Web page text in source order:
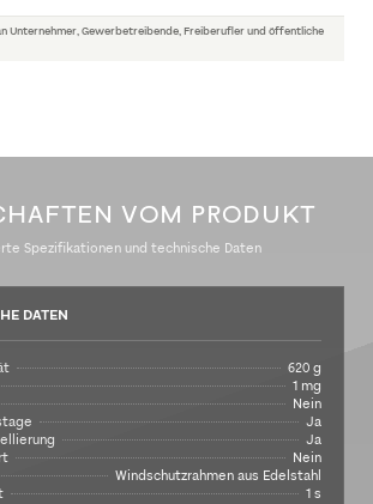
Unternehmer, Gewerbetreibende, Freiberufler und öffentliche
VOM PRODUKT
Spezifikationen und technische Daten
DATEN
620 g
1 mg
Nein
Ja
Ja
Nein
Windschutzrahmen aus Edelstahl
1 s